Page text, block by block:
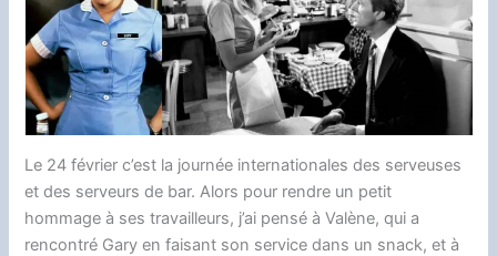
o
o
k
t
k
y
n
g
e
r
d
o
n
d
s
i
n
k
a
g
r
Le 24 février c’est la journée internationales des serveuses
et des serveurs de bar. Alors pour rendre un petit
hommage à ses travailleurs, j’ai pensé à Valène, qui a
rencontré Gary en faisant son service dans un snack, et à